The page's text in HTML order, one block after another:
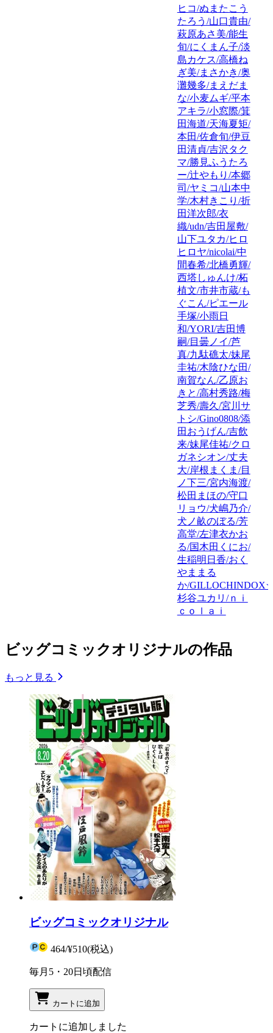
ヒコ/ぬまたこう
たろう/山口貴由/
萩原あさ美/能生
旬/にくまん子/淡
島カケス/高橋ね
ぎ美/まさかき/奥
灘幾多/まえだま
な/小麦ムギ/平本
アキラ/小窓際/箕
田海道/天海夏矩/
本田/佐倉旬/伊豆
田清貞/吉沢タク
マ/勝見ふうたろ
ー/辻やもり/本郷
司/ヤミコ/山本中
学/木村きこり/折
田洋次郎/衣
織/udn/吉田屋敷/
山下ユタカ/ヒロ
ヒロヤ/nicolai/中
間春希/北橋勇輝/
西塔しゅんけ/柘
植文/市井市蔵/も
ぐこん/ピエール
手塚/小雨日
和/YORI/吉田博
嗣/目曇ノイ/芦
真/九駄礁太/妹尾
圭祐/木陰ひな田/
南賀なん/乙原お
きと/高村秀路/梅
芝秀/壽久/宮川サ
トシ/Gino0808/添
田おうげん/吉飲
来/妹尾佳祐/クロ
ガネシオン/丈夫
大/岸根まくま/目
ノ下三/宮内海渡/
松田まほの/守口
リョウ/犬嶋乃介/
犬ノ畝のぼる/芳
高堂/左津衣かお
る/国木田くにお/
生稲明日香/おく
やままる
か/
杉谷ユカリ/ｎｉ
ｃｏｌａｉ
ビッグコミックオリジナルの作品
もっと見る
ビッグコミックオリジナル
464/¥510(税込)
毎月5・20日頃配信
カートに追加
カートに追加しました